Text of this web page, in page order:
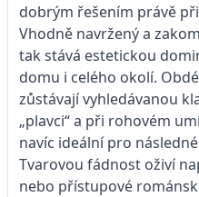
dobrým řešením právě
Vhodně navržený a
tak stává estetickou
domu i celého okolí.
zůstávají vyhledávanou
„plavci“ a při rohovém
navíc ideální pro
Tvarovou fádnost oživí
nebo přístupové